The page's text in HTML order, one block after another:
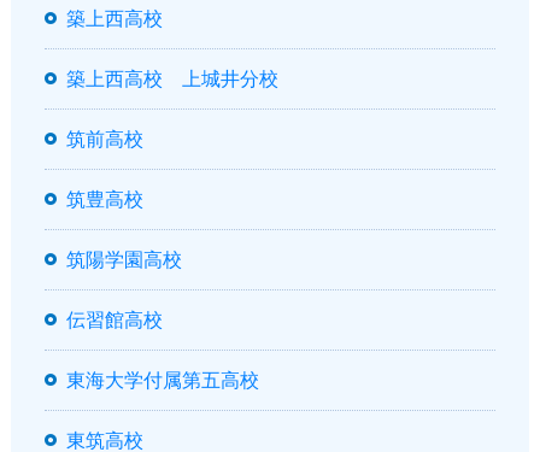
築上西高校
築上西高校 上城井分校
筑前高校
筑豊高校
筑陽学園高校
伝習館高校
東海大学付属第五高校
東筑高校